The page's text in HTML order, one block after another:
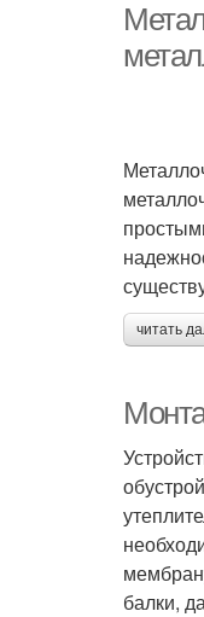
читать
балки,